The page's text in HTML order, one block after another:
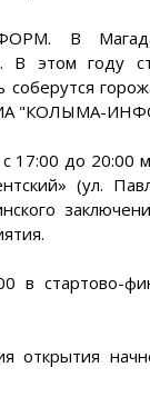
В
В этом году
"КОЛЫМА-
17:00 до 20:00
(ул.
в стартово-
открытия